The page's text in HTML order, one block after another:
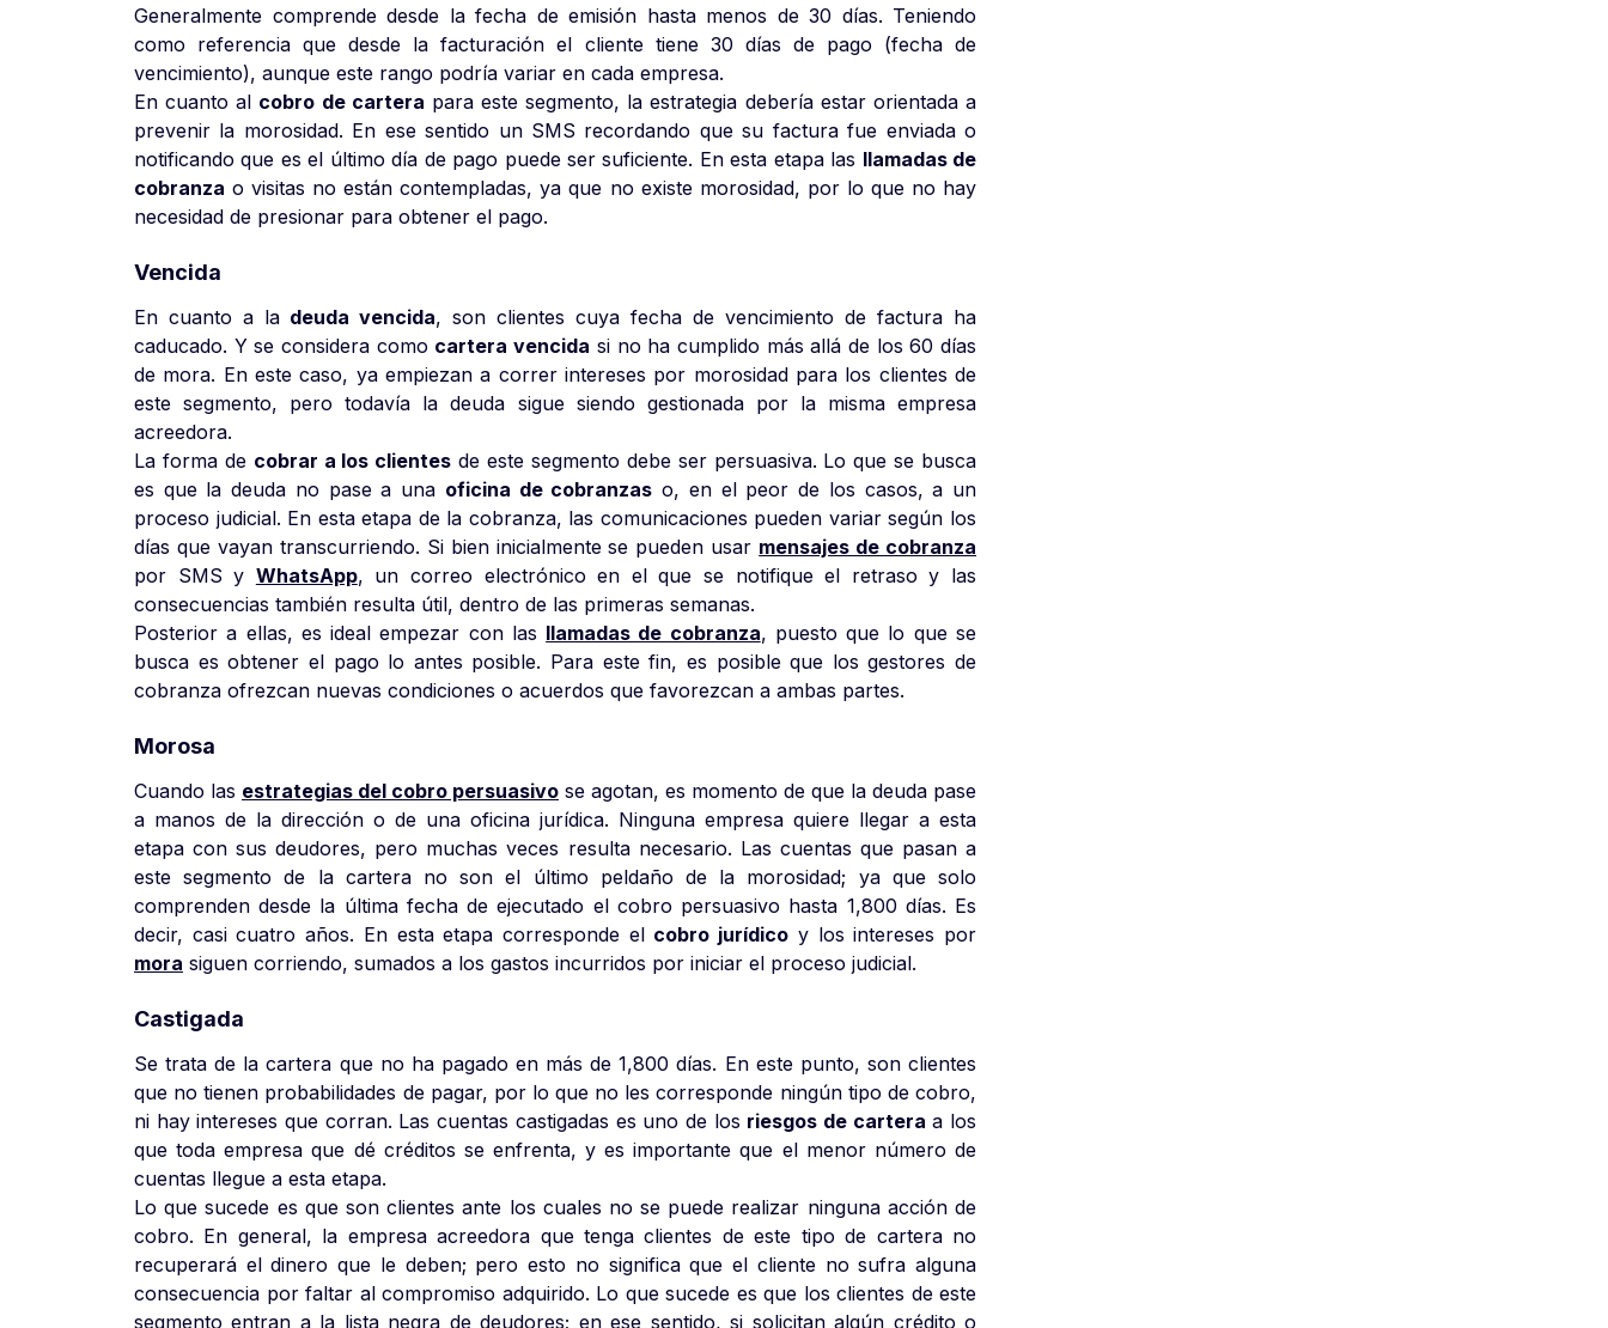
Generalmente comprende desde la fecha de emisión hasta menos de 30 días. Teniendo
como referencia que desde la facturación el cliente tiene 30 días de pago (fecha de
vencimiento), aunque este rango podría variar en cada empresa.
En cuanto al cobro de cartera para este segmento, la estrategia debería estar orientada a
prevenir la morosidad. En ese sentido un SMS recordando que su factura fue enviada o
notificando que es el último día de pago puede ser suficiente. En esta etapa las llamadas de
cobranza o visitas no están contempladas, ya que no existe morosidad, por lo que no hay
necesidad de presionar para obtener el pago.
Vencida
En cuanto a la deuda vencida, son clientes cuya fecha de vencimiento de factura ha
caducado. Y se considera como cartera vencida si no ha cumplido más allá de los 60 días
de mora. En este caso, ya empiezan a correr intereses por morosidad para los clientes de
este segmento, pero todavía la deuda sigue siendo gestionada por la misma empresa
acreedora.
La forma de cobrar a los clientes de este segmento debe ser persuasiva. Lo que se busca
es que la deuda no pase a una oficina de cobranzas o, en el peor de los casos, a un
proceso judicial. En esta etapa de la cobranza, las comunicaciones pueden variar según los
días que vayan transcurriendo. Si bien inicialmente se pueden usar mensajes de cobranza
por SMS y WhatsApp, un correo electrónico en el que se notifique el retraso y las
consecuencias también resulta útil, dentro de las primeras semanas.
Posterior a ellas, es ideal empezar con las llamadas de cobranza, puesto que lo que se
busca es obtener el pago lo antes posible. Para este fin, es posible que los gestores de
cobranza ofrezcan nuevas condiciones o acuerdos que favorezcan a ambas partes.
Morosa
Cuando las estrategias del cobro persuasivo se agotan, es momento de que la deuda pase
a manos de la dirección o de una oficina jurídica. Ninguna empresa quiere llegar a esta
etapa con sus deudores, pero muchas veces resulta necesario. Las cuentas que pasan a
este segmento de la cartera no son el último peldaño de la morosidad; ya que solo
comprenden desde la última fecha de ejecutado el cobro persuasivo hasta 1,800 días. Es
decir, casi cuatro años. En esta etapa corresponde el cobro jurídico y los intereses por
mora siguen corriendo, sumados a los gastos incurridos por iniciar el proceso judicial.
Castigada
Se trata de la cartera que no ha pagado en más de 1,800 días. En este punto, son clientes
que no tienen probabilidades de pagar, por lo que no les corresponde ningún tipo de cobro,
ni hay intereses que corran. Las cuentas castigadas es uno de los riesgos de cartera a los
que toda empresa que dé créditos se enfrenta, y es importante que el menor número de
cuentas llegue a esta etapa.
Lo que sucede es que son clientes ante los cuales no se puede realizar ninguna acción de
cobro. En general, la empresa acreedora que tenga clientes de este tipo de cartera no
recuperará el dinero que le deben; pero esto no significa que el cliente no sufra alguna
consecuencia por faltar al compromiso adquirido. Lo que sucede es que los clientes de este
segmento entran a la lista negra de deudores; en ese sentido, si solicitan algún crédito o